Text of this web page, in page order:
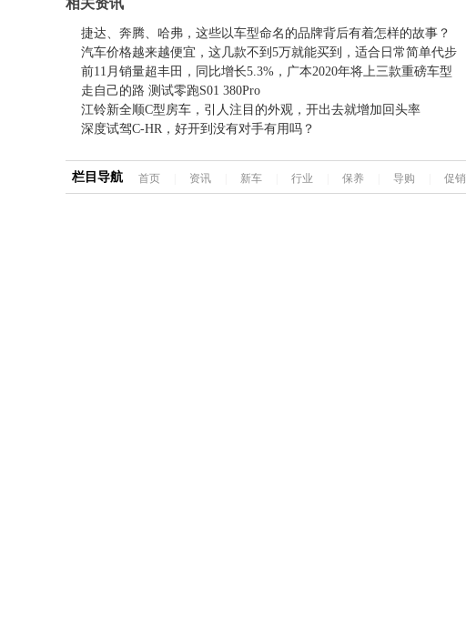
相关资讯
捷达、奔腾、哈弗，这些以车型命名的品牌背后有着怎样的故事？
汽车价格越来越便宜，这几款不到5万就能买到，适合日常简单代步
前11月销量超丰田，同比增长5.3%，广本2020年将上三款重磅车型
走自己的路 测试零跑S01 380Pro
江铃新全顺C型房车，引人注目的外观，开出去就增加回头率
深度试驾C-HR，好开到没有对手有用吗？
栏目导航 首页 资讯 新车 行业 保养 导购 促销